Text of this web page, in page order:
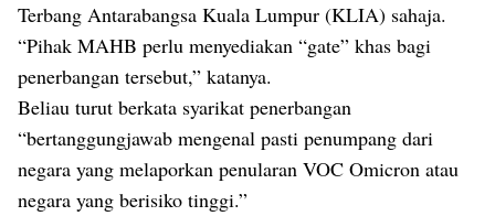
Terbang Antarabangsa Kuala Lumpur (KLIA) sahaja.
“Pihak MAHB perlu menyediakan “gate” khas bagi
penerbangan tersebut,” katanya.
Beliau turut berkata syarikat penerbangan
“bertanggungjawab mengenal pasti penumpang dari
negara yang melaporkan penularan VOC Omicron atau
negara yang berisiko tinggi.”